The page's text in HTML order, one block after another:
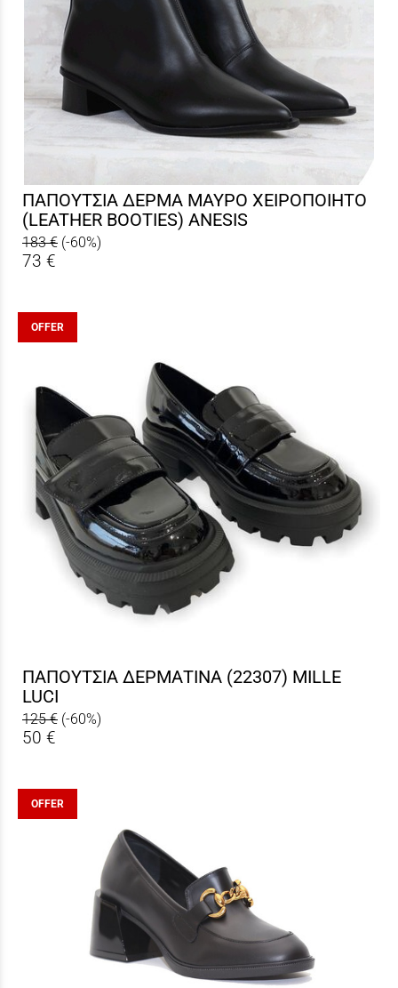
ΠΑΠΟΥΤΣΙΑ ΔΕΡΜΑ ΜΑΥΡΟ ΧΕΙΡΟΠΟΙΗΤΟ
(LEATHER BOOTIES) ANESIS
183 € (-60%)
73 €
OFFER
ΠΑΠΟΥΤΣΙΑ ΔΕΡΜΑΤΙΝΑ (22307) MILLE
LUCI
125 € (-60%)
50 €
OFFER